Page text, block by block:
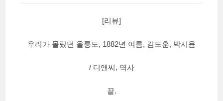
[리뷰]
우리가 몰랐던 울릉도, 1882년 여름, 김도훈, 박시윤
/ 디앤씨, 역사
끝.